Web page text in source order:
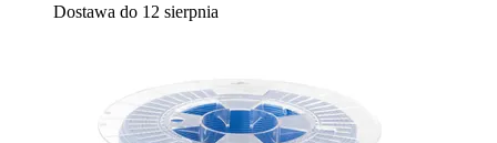
Dostawa do 12 sierpnia